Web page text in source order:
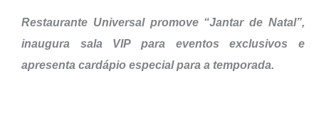
Restaurante Universal promove “Jantar de Natal”,
inaugura sala VIP para eventos exclusivos e
apresenta cardápio especial para a temporada.